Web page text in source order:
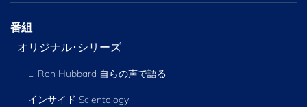
番組
オリジナル･シリーズ
L. Ron Hubbard 自らの声で語る
インサイド Scientology